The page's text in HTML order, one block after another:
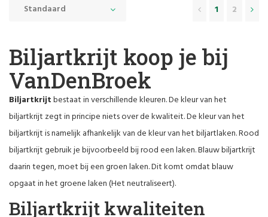
Standaard 1 2
Biljartkrijt koop je bij
VanDenBroek
Biljartkrijtbestaat in verschillende kleuren. De kleur van het
biljartkrijt zegt in principe niets over de kwaliteit. De kleur van het
biljartkrijt is namelijk afhankelijk van de kleur van het biljartlaken. Rood
biljartkrijt gebruik je bijvoorbeeld bij rood een laken. Blauw biljartkrijt
daarin tegen, moet bij een groen laken. Dit komt omdat blauw
opgaat in het groene laken (Het neutraliseert).
Biljartkrijt kwaliteiten